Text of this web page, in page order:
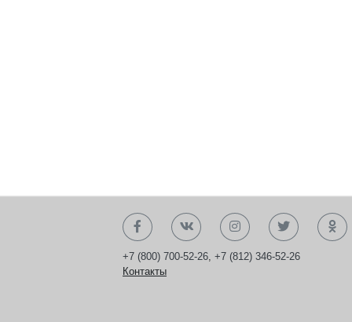
+7 (800) 700-52-26, +7 (812) 346-52-26
Контакты